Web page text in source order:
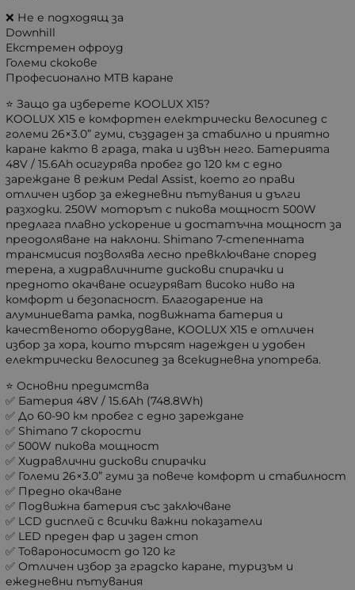
❌ Не е подходящ за
Downhill
Екстремен офроуд
Големи скокове
Професионално MTB каране
⭐ Защо да изберете KOOLUX X15?
KOOLUX X15 е комфортен електрически велосипед с
големи 26×3.0” гуми, създаден за стабилно и приятно
каране както в града, така и извън него. Батерията
48V / 15.6Ah осигурява пробег до 120 км с едно
зареждане в режим Pedal Assist, което го прави
отличен избор за ежедневни пътувания и дълги
разходки. 250W моторът с пикова мощност 500W
предлага плавно ускорение и достатъчна мощност за
преодоляване на наклони. Shimano 7-степенната
трансмисия позволява лесно превключване според
терена, а хидравличните дискови спирачки и
предното окачване осигуряват високо ниво на
комфорт и безопасност. Благодарение на
алуминиевата рамка, подвижната батерия и
качественото оборудване, KOOLUX X15 е отличен
избор за хора, които търсят надежден и удобен
електрически велосипед за всекидневна употреба.
⭐ Основни предимства
✅ Батерия 48V / 15.6Ah (748.8Wh)
✅ До 60-90 км пробег с едно зареждане
✅ Shimano 7 скорости
✅ 500W пикова мощност
✅ Хидравлични дискови спирачки
✅ Големи 26×3.0” гуми за повече комфорт и стабилност
✅ Предно окачване
✅ Подвижна батерия със заключване
✅ LCD дисплей с всички важни показатели
✅ LED преден фар и заден стоп
✅ Товароносимост до 120 кг
✅ Отличен избор за градско каране, туризъм и
ежедневни пътувания